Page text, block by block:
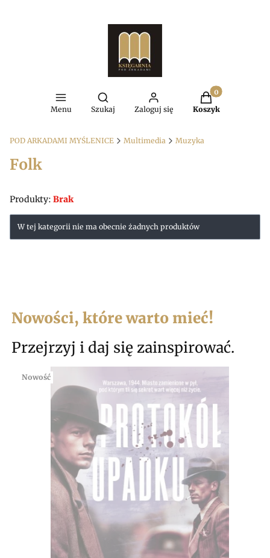
Menu
Otwórz wyszukiwarkę
Szukaj Zaloguj się
Produkty w
Koszyk
POD ARKADAMI MYŚLENICE Multimedia Muzyka
Folk
Produkty: Brak
Lista produktów
W tej kategorii nie ma obecnie żadnych produktów
Nowości, które warto mieć!
Przejrzyj i daj się zainspirować.
Nowość